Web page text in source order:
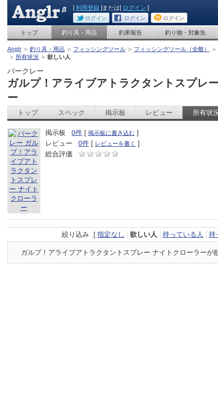
[利用登録 ]または[ ログイン ]
ログイン ログイン ログイン
トップ 釣り具・用品 釣果報告 釣り物・対象魚
Anglr 釣り具・用品 フィッシングツール
フィッシングツール（全般）
所有状況
欲しい人
バークレー
ガルプ！アライブアトラクタントスプレ
ー
トップ スペック 掲示板 レビュー 所有状
掲示板 0件 [ 掲示板に書き込む ]
レビュー
0件 [ レビューを書く ]
総合評価
絞り込み [ 指定なし 欲しい人 持っている人 持
ガルプ！アライブアトラクタントスプレー ナイトクローラーが